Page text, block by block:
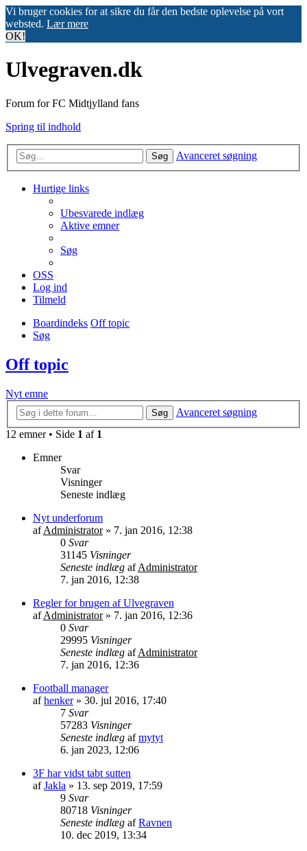
Vi bruger cookies for at sikre du får den bedste oplevelse på vort
websted. Lær mere
OK!
Ulvegraven.dk
Forum for FC Midtjylland fans
Spring til indhold
Søg Avanceret søgning
Hurtige links
Ubesvarede indlæg
Aktive emner
Søg
OSS
Log ind
Tilmeld
Boardindeks Off topic
Søg
Off topic
Nyt emne
Søg
Avanceret søgning
12 emner • Side 1 af 1
Emner
Svar
Visninger
Seneste indlæg
Nyt underforum
afAdministrator» 7. jan 2016, 12:38
0 Svar
31145 Visninger
Seneste indlæg afAdministrator
7. jan 2016, 12:38
Regler for brugen af Ulvegraven
afAdministrator» 7. jan 2016, 12:36
0 Svar
29995 Visninger
Seneste indlæg afAdministrator
7. jan 2016, 12:36
Football manager
afhenker» 30. jul 2016, 17:40
7 Svar
57283 Visninger
Seneste indlæg afmytyt
6. jan 2023, 12:06
3F har vidst tabt sutten
afJakla » 13. sep 2019, 17:59
9 Svar
80718 Visninger
Seneste indlæg afRavnen
10. dec 2019, 13:34